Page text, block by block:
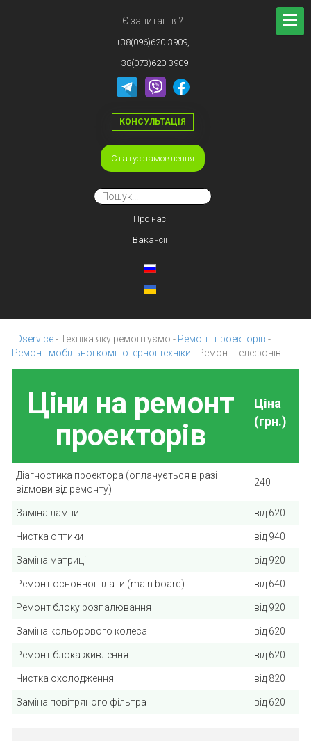
Є запитання?
+38(096)620-3909,
+38(073)620-3909
КОНСУЛЬТАЦІЯ
Статус замовлення
Про нас
Вакансії
IDservice - Техніка яку ремонтуємо - Ремонт проекторів -
Ремонт мобільної компютерної техніки - Ремонт телефонів
Ціни на ремонт
проекторів
Ціна
(грн.)
Діагностика проектора (оплачується в разі
відмови від ремонту)
240
Заміна лампи від 620
Чистка оптики від 940
Заміна матриці від 920
Ремонт основної плати (main board) від 640
Ремонт блоку розпалювання від 920
Заміна кольорового колеса від 620
Ремонт блока живлення від 620
Чистка охолодження від 820
Заміна повітряного фільтра від 620